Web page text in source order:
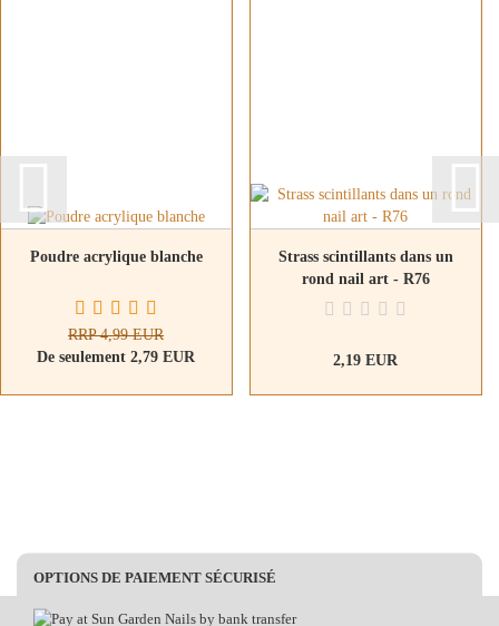
Poudre acrylique blanche
RRP 4,99 EUR
De seulement 2,79 EUR
Strass scintillants dans un
rond nail art - R76
2,19 EUR
OPTIONS DE PAIEMENT SÉCURISÉ